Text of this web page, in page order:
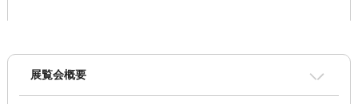
展覧会概要